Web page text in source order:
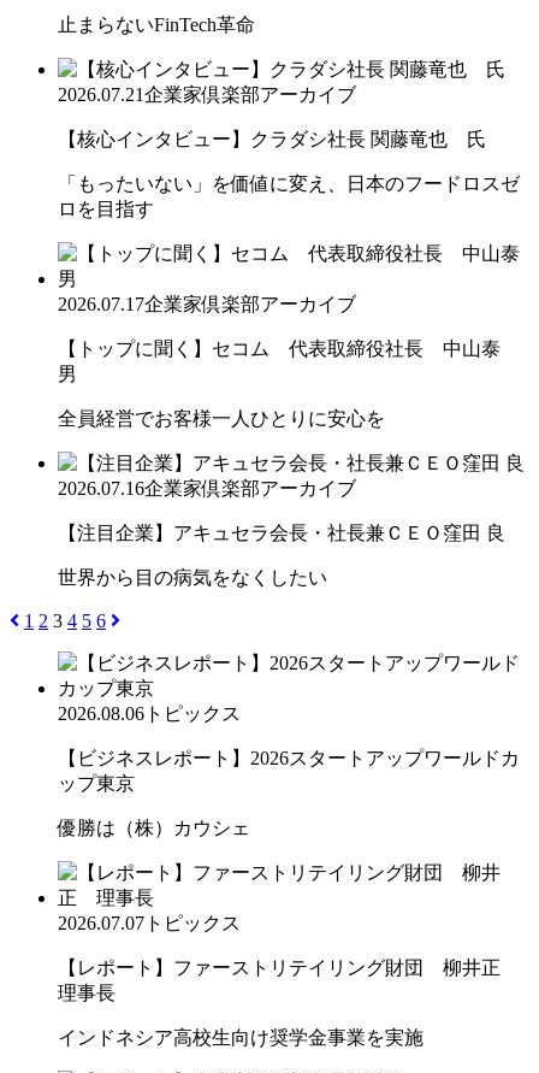
止まらないFinTech革命
2026.07.21企業家倶楽部アーカイブ
【核心インタビュー】クラダシ社長 関藤竜也 氏
「もったいない」を価値に変え、日本のフードロスゼ
ロを目指す
2026.07.17企業家倶楽部アーカイブ
【トップに聞く】セコム 代表取締役社長 中山泰
男
全員経営でお客様一人ひとりに安心を
2026.07.16企業家倶楽部アーカイブ
【注目企業】アキュセラ会長・社長兼ＣＥＯ窪田 良
世界から目の病気をなくしたい
1 2 3 4 5 6
2026.08.06 トピックス
【ビジネスレポート】2026スタートアップワールドカ
ップ東京
優勝は（株）カウシェ
2026.07.07 トピックス
【レポート】ファーストリテイリング財団 柳井正
理事長
インドネシア高校生向け奨学金事業を実施